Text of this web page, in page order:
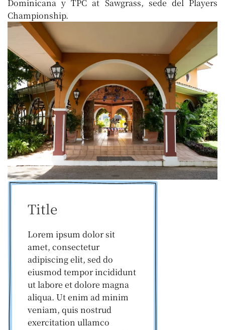
Dominicana y TPC at Sawgrass, sede del Players
Championship.
Title
Lorem ipsum dolor sit
amet, consectetur
adipiscing elit, sed do
eiusmod tempor incididunt
ut labore et dolore magna
aliqua. Ut enim ad minim
veniam, quis nostrud
exercitation ullamco